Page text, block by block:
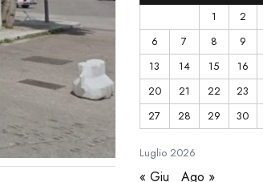
Luglio2026
1
2
6
7 8 9
13
14 15 16
20
21 22 23
27
28 29 30
« Giu Ago »